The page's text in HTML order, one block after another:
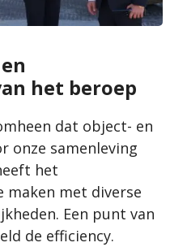
het beroep
dat object- en
onze samenleving
het
maken met diverse
Een punt van
de efficiency.